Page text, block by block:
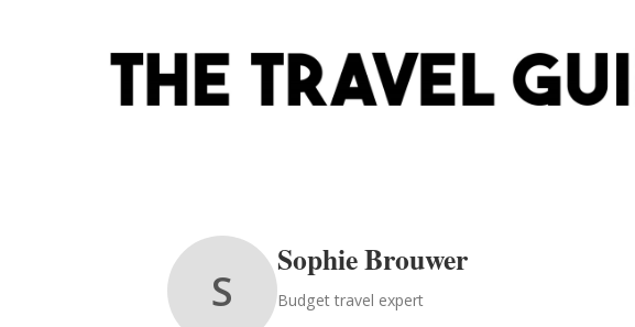
S
Sophie Brouwer
Budget travel expert